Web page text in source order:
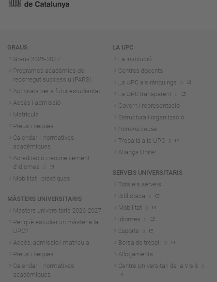
Navegació
GRAUS
Graus 2026-2027
Programes acadèmics de
recorregut successiu (PARS)
Activitats per a futur estudiantat
Accés i admissió
Matrícula
Preus i beques
Calendari i normatives
acadèmiques
Acreditació i reconeixement
d'idiomes
Mobilitat i pràctiques
MÀSTERS UNIVERSITARIS
Màsters universitaris 2026-2027
Per què estudiar un màster a la
UPC?
Accés, admissió i matrícula
Preus i beques
Calendari i normatives
acadèmiques
LA UPC
La institució
Centres docents
La UPC als rànquings
La UPC transparent
Govern i representació
Estructura i organització
Honoris causa
Treballa a la UPC
Aliança Unite!
SERVEIS UNIVERSITARIS
Tots els serveis
Biblioteca
Mobilitat
Idiomes
Esports
Borsa de treball
Allotjaments
Centre Universitari de la Visió